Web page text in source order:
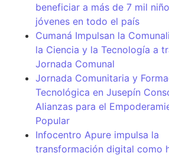
beneficiar a más de 7 mil
jóvenes en todo el país
Cumaná Impulsan la
la Ciencia y la Tecnología a
Jornada Comunal
Jornada Comunitaria y
Tecnológica en Jusepín
Alianzas para el
Popular
Infocentro Apure impulsa la
transformación digital como